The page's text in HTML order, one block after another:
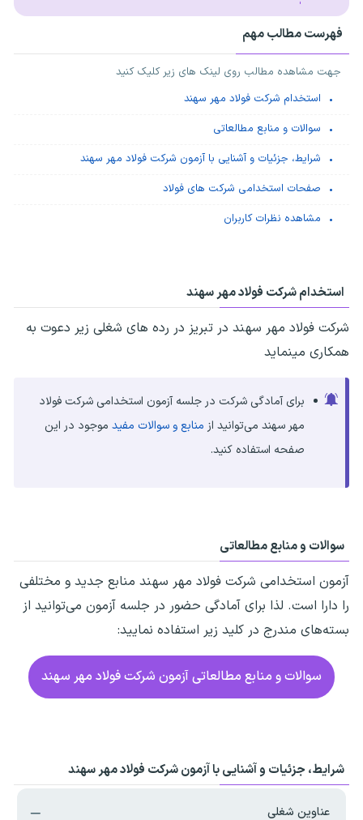
فهرست مطالب مهم
جهت مشاهده مطالب روی لینک های زیر کلیک کنید
استخدام شرکت فولاد مهر سهند
سوالات و منابع مطالعاتی
شرایط، جزئیات و آشنایی با آزمون شرکت فولاد مهر سهند
صفحات استخدامی شرکت های فولاد
مشاهده نظرات کاربران
استخدام شرکت فولاد مهر سهند
شرکت فولاد مهر سهند در تبریز در رده های شغلی زیر دعوت به
همکاری مینماید
برای آمادگی شرکت در جلسه آزمون استخدامی شرکت فولاد
مهر سهند می‌توانید از منابع و سوالات مفید موجود در این
صفحه استفاده کنید.
سوالات و منابع مطالعاتی
آزمون استخدامی شرکت فولاد مهر سهند منابع جدید و مختلفی
را دارا است. لذا برای آمادگی حضور در جلسه آزمون می‌توانید از
بسته‌های مندرج در کلید زیر استفاده نمایید:
سوالات و منابع مطالعاتی آزمون شرکت فولاد مهر سهند
شرایط، جزئیات و آشنایی با آزمون شرکت فولاد مهر سهند
عناوین شغلی